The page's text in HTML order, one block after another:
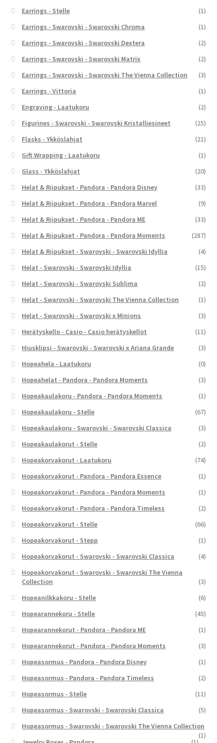
Earrings - Stelle
(1)
Earrings - Swarovski - Swarovski Chroma
(1)
Earrings - Swarovski - Swarovski Dextera
(2)
Earrings - Swarovski - Swarovski Matrix
(2)
Earrings - Swarovski - Swarovski The Vienna Collection
(3)
Earrings - Vittoria
(1)
Engraving - Laatukoru
(2)
Figurines - Swarovski - Swarovski Kristalliesineet
(25)
Flasks - Ykköslahjat
(21)
Gift Wrapping - Laatukoru
(1)
Glass - Ykköslahjat
(20)
Helat & Riipukset - Pandora - Pandora Disney
(33)
Helat & Riipukset - Pandora - Pandora Marvel
(9)
Helat & Riipukset - Pandora - Pandora ME
(33)
Helat & Riipukset - Pandora - Pandora Moments
(287)
Helat & Riipukset - Swarovski - Swarovski Idyllia
(4)
Helat - Swarovski - Swarovski Idyllia
(15)
Helat - Swarovski - Swarovski Sublima
(2)
Helat - Swarovski - Swarovski The Vienna Collection
(1)
Helat - Swarovski - Swarovski x Minions
(3)
Herätyskello - Casio - Casio herätyskellot
(11)
Hiusklipsi - Swarovski - Swarovski x Ariana Grande
(3)
Hopeahela - Laatukoru
(0)
Hopeahelat - Pandora - Pandora Moments
(3)
Hopeakaulakoru - Pandora - Pandora Moments
(1)
Hopeakaulakoru - Stelle
(67)
Hopeakaulakoru - Swarovski - Swarovski Classica
(3)
Hopeakaulakorut - Stelle
(2)
Hopeakorvakorut - Laatukoru
(74)
Hopeakorvakorut - Pandora - Pandora Essence
(1)
Hopeakorvakorut - Pandora - Pandora Moments
(1)
Hopeakorvakorut - Pandora - Pandora Timeless
(2)
Hopeakorvakorut - Stelle
(66)
Hopeakorvakorut - Stepp
(1)
Hopeakorvakorut - Swarovski - Swarovski Classica
(4)
Hopeakorvakorut - Swarovski - Swarovski The Vienna
Collection
(3)
Hopeanilkkakoru - Stelle
(6)
Hopearannekoru - Stelle
(45)
Hopearannekorut - Pandora - Pandora ME
(1)
Hopearannekorut - Pandora - Pandora Moments
(3)
Hopeasormus - Pandora - Pandora Disney
(1)
Hopeasormus - Pandora - Pandora Timeless
(2)
Hopeasormus - Stelle
(11)
Hopeasormus - Swarovski - Swarovski Classica
(5)
Hopeasormus - Swarovski - Swarovski The Vienna Collection
(1)